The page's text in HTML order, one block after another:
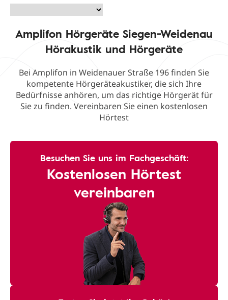
Amplifon Hörgeräte Siegen-Weidenau
Hörakustik und Hörgeräte
Bei Amplifon in Weidenauer Straße 196 finden Sie
kompetente Hörgeräteakustiker, die sich Ihre
Bedürfnisse anhören, um das richtige Hörgerät für
Sie zu finden. Vereinbaren Sie einen kostenlosen
Hörtest
Besuchen Sie uns im Fachgeschäft:
Kostenlosen Hörtest
vereinbaren